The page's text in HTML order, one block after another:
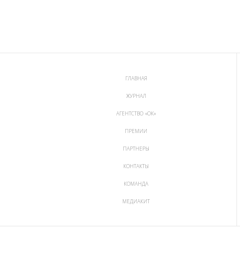
ГЛАВНАЯ
ЖУРНАЛ
АГЕНТСТВО «ОК»
ПРЕМИИ
ПАРТНЕРЫ
КОНТАКТЫ
КОМАНДА
МЕДИАКИТ